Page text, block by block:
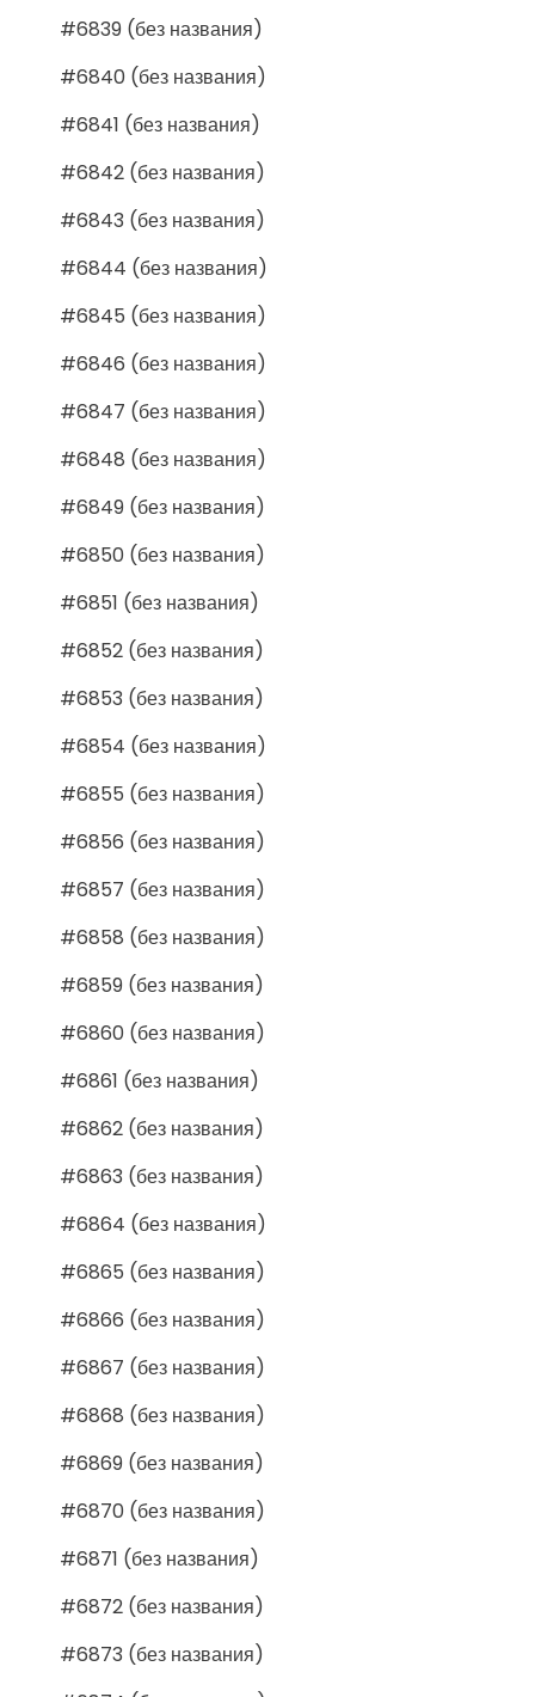
#6839 (без названия)
#6840 (без названия)
#6841 (без названия)
#6842 (без названия)
#6843 (без названия)
#6844 (без названия)
#6845 (без названия)
#6846 (без названия)
#6847 (без названия)
#6848 (без названия)
#6849 (без названия)
#6850 (без названия)
#6851 (без названия)
#6852 (без названия)
#6853 (без названия)
#6854 (без названия)
#6855 (без названия)
#6856 (без названия)
#6857 (без названия)
#6858 (без названия)
#6859 (без названия)
#6860 (без названия)
#6861 (без названия)
#6862 (без названия)
#6863 (без названия)
#6864 (без названия)
#6865 (без названия)
#6866 (без названия)
#6867 (без названия)
#6868 (без названия)
#6869 (без названия)
#6870 (без названия)
#6871 (без названия)
#6872 (без названия)
#6873 (без названия)